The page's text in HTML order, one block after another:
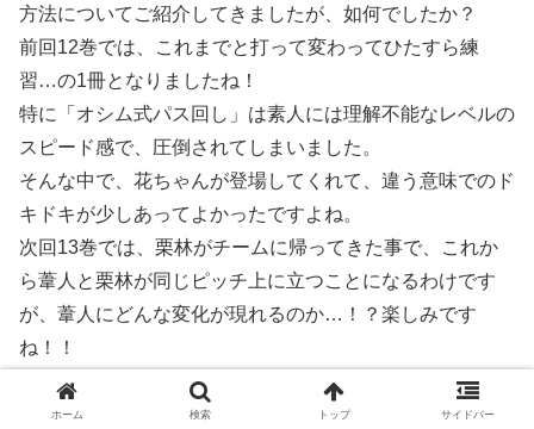
方法についてご紹介してきましたが、如何でしたか？
前回12巻では、これまでと打って変わってひたすら練
習…の1冊となりましたね！
特に「オシム式パス回し」は素人には理解不能なレベルの
スピード感で、圧倒されてしまいました。
そんな中で、花ちゃんが登場してくれて、違う意味でのド
キドキが少しあってよかったですよね。
次回13巻では、栗林がチームに帰ってきた事で、これか
ら葦人と栗林が同じピッチ上に立つことになるわけです
が、葦人にどんな変化が現れるのか…！？楽しみです
ね！！
それでは最後までビッグコミックスピリッツ掲載漫画『ア
オアシ』最新刊13巻発売日と最新刊を今すぐスマホで読
ホーム 検索 トップ サイドバー